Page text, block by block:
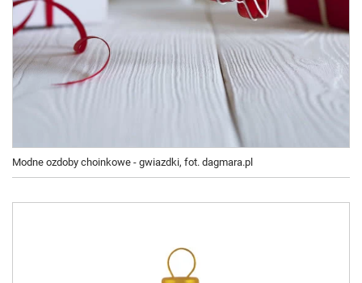
Modne ozdoby choinkowe - gwiazdki, fot. dagmara.pl